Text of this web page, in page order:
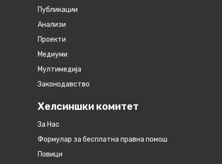
Публикации
Анализи
Проекти
Медиуми
Мултимедија
Законодавство
Хелсиншки комитет
За Нас
Формулар за бесплатна правна помош
Повици